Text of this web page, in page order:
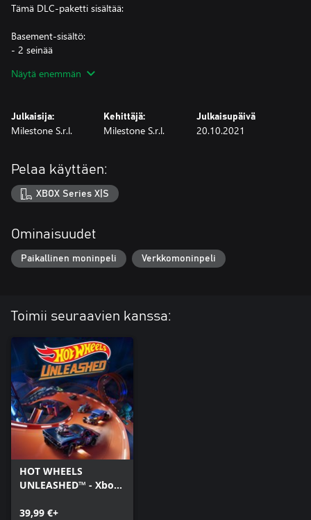
Tämä DLC-paketti sisältää:
Basement-sisältö:
- 2 seinää
- 1 ovi
- 1 neljän julisteen sarja
- 1 tunniste
- 1 tausta
pakettia.
Näytä enemmän
Julkaisija:
Milestone S.r.l.
Kehittäjä:
Milestone S.r.l.
Julkaisupäivä
20.10.2021
Pelaa käyttäen:
XBOX Series X|S
Ominaisuudet
Paikallinen moninpeli Verkkomoninpeli
Toimii seuraavien kanssa:
HOT WHEELS
UNLEASHED™ - Xbox
39,99 €+